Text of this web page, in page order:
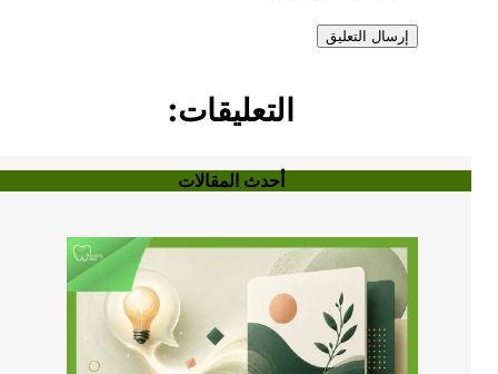
التعليقات:
أحدث المقالات